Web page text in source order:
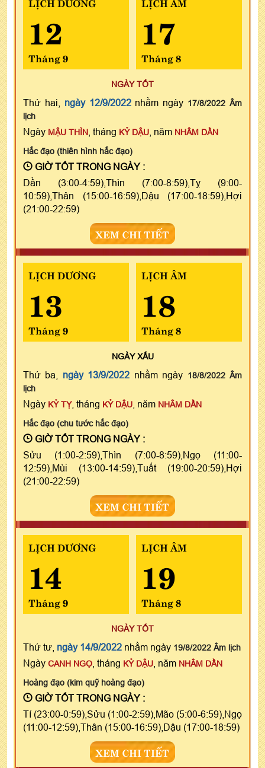
12
Tháng 9
17
Tháng 8
NGÀY TỐT
Thứ hai, ngày 12/9/2022nhằm ngày 17/8/2022 Âm
lịch
Ngày MẬU THÌN , tháng KỶ DẬU , năm NHÂM DẦN
Hắc đạo (thiên hình hắc đạo)
GIỜ TỐT TRONG NGÀY :
Dần (3:00-4:59),Thìn (7:00-8:59),Tỵ (9:00-
10:59),Thân (15:00-16:59),Dậu (17:00-18:59),Hợi
(21:00-22:59)
XEM CHI TIẾT
LỊCH DƯƠNG
13
Tháng 9
LỊCH ÂM
18
Tháng 8
NGÀYXẤU
Thứ ba, ngày 13/9/2022 nhằm ngày 18/8/2022 Âm
lịch
Ngày KỶ TỴ, tháng KỶ DẬU , năm NHÂM DẦN
Hắc đạo (chu tước hắc đạo)
GIỜ TỐT TRONG NGÀY :
Sửu (1:00-2:59),Thìn (7:00-8:59),Ngọ (11:00-
12:59),Mùi (13:00-14:59),Tuất (19:00-20:59),Hợi
(21:00-22:59)
XEM CHI TIẾT
LỊCH DƯƠNG
14
Tháng 9
LỊCH ÂM
19
Tháng 8
NGÀY TỐT
Thứ tư, ngày 14/9/2022 nhằm ngày 19/8/2022 Âm lịch
Ngày CANH NGỌ , tháng KỶ DẬU , năm NHÂM DẦN
Hoàng đạo (kim quỹ hoàng đạo)
GIỜ TỐT TRONG NGÀY :
Tí (23:00-0:59),Sửu (1:00-2:59),Mão (5:00-6:59),Ngọ
(11:00-12:59),Thân (15:00-16:59),Dậu (17:00-18:59)
XEM CHI TIẾT